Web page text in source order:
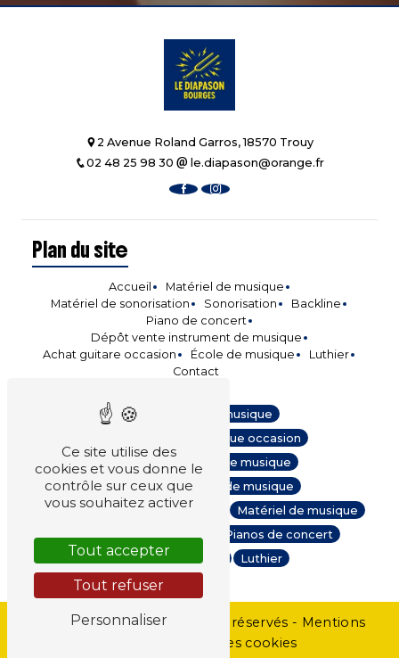
2 Avenue Roland Garros, 18570 Trouy
02 48 25 98 30
le.diapason@orange.fr
Plan du site
Accueil
Matériel de musique
Matériel de sonorisation
Sonorisation
Backline
Piano de concert
Dépôt vente instrument de musique
Achat guitare occasion
École de musique
Luthier
Contact
Instruments de musique
Instruments de musique occasion
Vente instruments de musique
Reprise instrument de musique
Location matériel de musique
Matériel de musique
Pianos de concert
Ecole de musique
Luthier
Vistalid- 2026 - Tous droits réservés - Mentions
Gestion des cookies
Ce site utilise des
cookies et vous donne le
contrôle sur ceux que
vous souhaitez activer
Tout accepter
Tout refuser
Personnaliser